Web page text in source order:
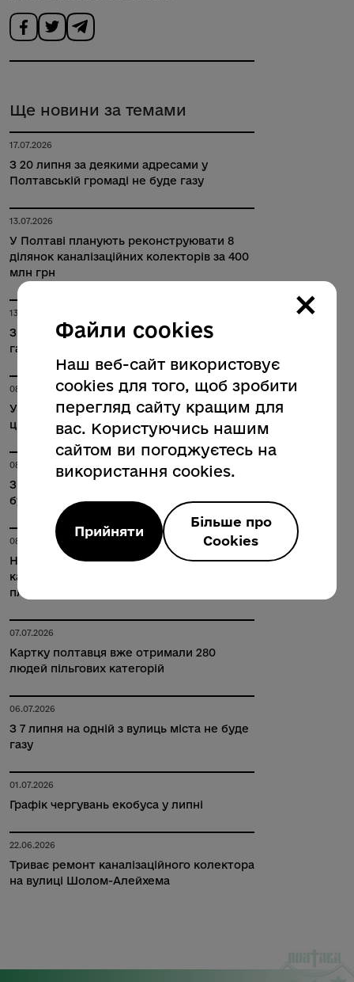
Ще новини за темами
17.07.2026
З 20 липня за деякими адресами у
Полтавській громаді не буде газу
13.07.2026
У Полтаві планують реконструювати 8
ділянок каналізаційних колекторів за 400
млн грн
13.07.2026
З 14 липня на одній з вулиць міста не буде
газу
08.07.2026
У Полтавській громаді запрацювала нова
цифрова платформа 15-80
08.07.2026
З 10 липня на одній з вулиць міста не
буде газу
08.07.2026
На модернізацію аварійних
каналізаційних колекторів Полтави
планують виділити 400 млн грн
07.07.2026
Картку полтавця вже отримали 280
людей пільгових категорій
06.07.2026
З 7 липня на одній з вулиць міста не буде
газу
01.07.2026
Графік чергувань екобуса у липні
22.06.2026
Триває ремонт каналізаційного колектора
на вулиці Шолом-Алейхема
×
Файли cookies
Наш веб-сайт використовує
cookies для того, щоб зробити
перегляд сайту кращим для
вас. Користуючись нашим
сайтом ви погоджуєтесь на
використання cookies.
Прийняти
Більше про
Cookies